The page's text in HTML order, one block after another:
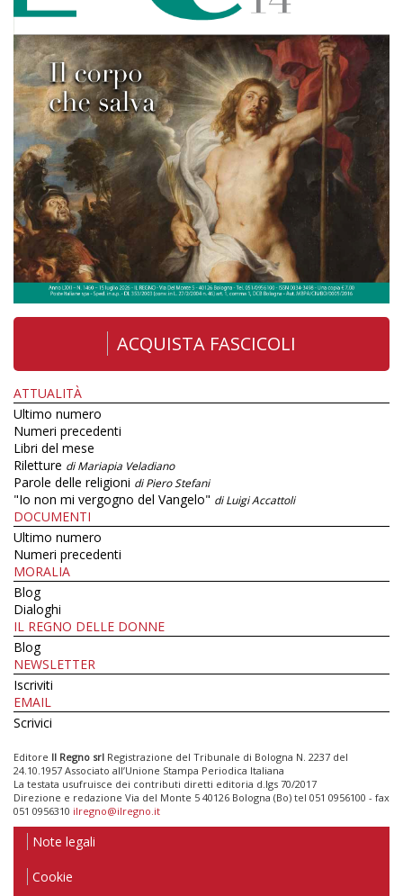
ACQUISTA FASCICOLI
ATTUALITÀ
Ultimo numero
Numeri precedenti
Libri del mese
Riletture di Mariapia Veladiano
Parole delle religioni di Piero Stefani
"Io non mi vergogno del Vangelo" di Luigi Accattoli
DOCUMENTI
Ultimo numero
Numeri precedenti
MORALIA
Blog
Dialoghi
IL REGNO DELLE DONNE
Blog
NEWSLETTER
Iscriviti
EMAIL
Scrivici
Editore Il Regno srl Registrazione del Tribunale di Bologna N. 2237 del
24.10.1957 Associato all’Unione Stampa Periodica Italiana
La testata usufruisce dei contributi diretti editoria d.lgs 70/2017
Direzione e redazione Via del Monte 5 40126 Bologna (Bo) tel 051 0956100 - fax
051 0956310 ilregno@ilregno.it
Note legali
Cookie